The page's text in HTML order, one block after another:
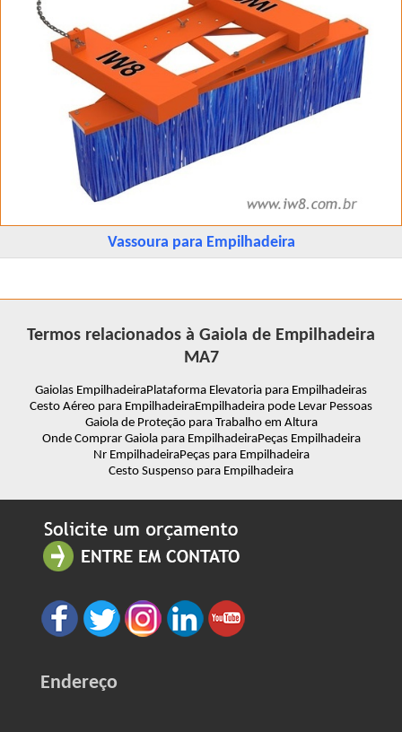
Vassoura para Empilhadeira
Termos relacionados à Gaiola de Empilhadeira
MA7
Gaiolas EmpilhadeiraPlataforma Elevatoria para Empilhadeiras
Cesto Aéreo para EmpilhadeiraEmpilhadeira pode Levar Pessoas
Gaiola de Proteção para Trabalho em Altura
Onde Comprar Gaiola para EmpilhadeiraPeças Empilhadeira
Nr EmpilhadeiraPeças para Empilhadeira
Cesto Suspenso para Empilhadeira
Endereço